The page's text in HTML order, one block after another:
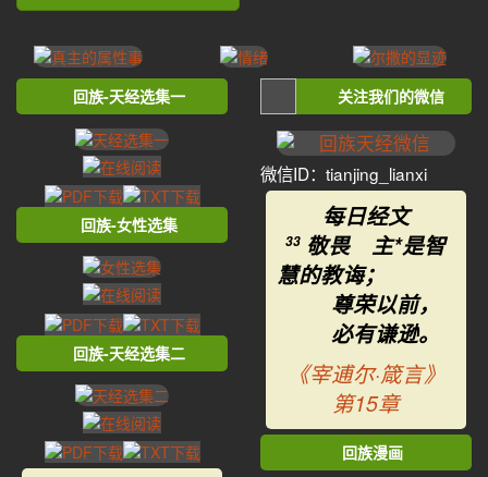
回族-天经选集一
回族-女性选集
回族-天经选集二
关注我们的微信
微信ID：tianjing_lianxi
每日经文
33 敬畏 主*是智
慧的教诲；
尊荣以前，
必有谦逊。
《宰逋尔·箴言》
第15章
回族漫画